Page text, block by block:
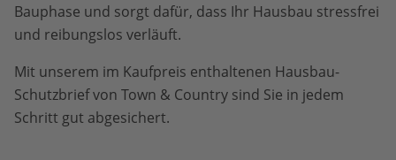
Bauphase und sorgt dafür, dass Ihr Hausbau stressfrei
und reibungslos verläuft.
Mit unserem im Kaufpreis enthaltenen Hausbau-
Schutzbrief von Town & Country sind Sie in jedem
Schritt gut abgesichert.